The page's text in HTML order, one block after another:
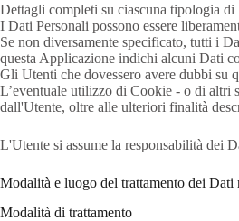
Dettagli completi su ciascuna tipologia
I Dati Personali possono essere
Se non diversamente specificato, tutti i
questa Applicazione indichi alcuni Dati
Gli Utenti che dovessero avere dubbi su
L’eventuale utilizzo di Cookie - o di altri
dall'Utente, oltre alle ulteriori finalità
L'Utente si assume la responsabilità dei
Modalità e luogo del trattamento dei Dati
Modalità di trattamento